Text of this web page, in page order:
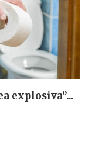
explosiva”...